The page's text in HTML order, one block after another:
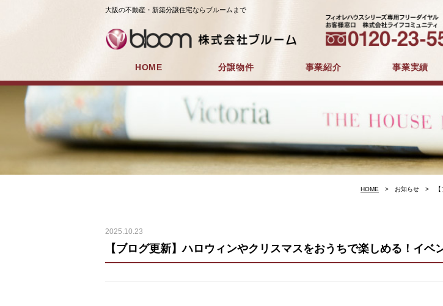
大阪の不動産・新築分譲住宅ならブルームまで
HOME 分譲物件 事業紹介 事業実績
HOME お知らせ
2025.10.23
【ブログ更新】ハロウィンやクリスマスをおうちで楽しめる！イ